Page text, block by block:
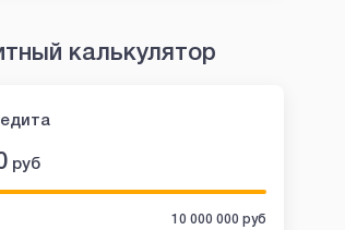
калькулятор
руб
10 000 000 руб